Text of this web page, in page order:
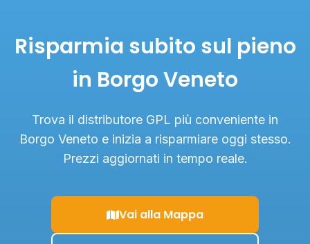
Risparmia subito sul pieno
in Borgo Veneto
Trova il distributore GPL più conveniente in
Borgo Veneto e inizia a risparmiare oggi stesso.
Prezzi aggiornati in tempo reale.
Vai alla Mappa